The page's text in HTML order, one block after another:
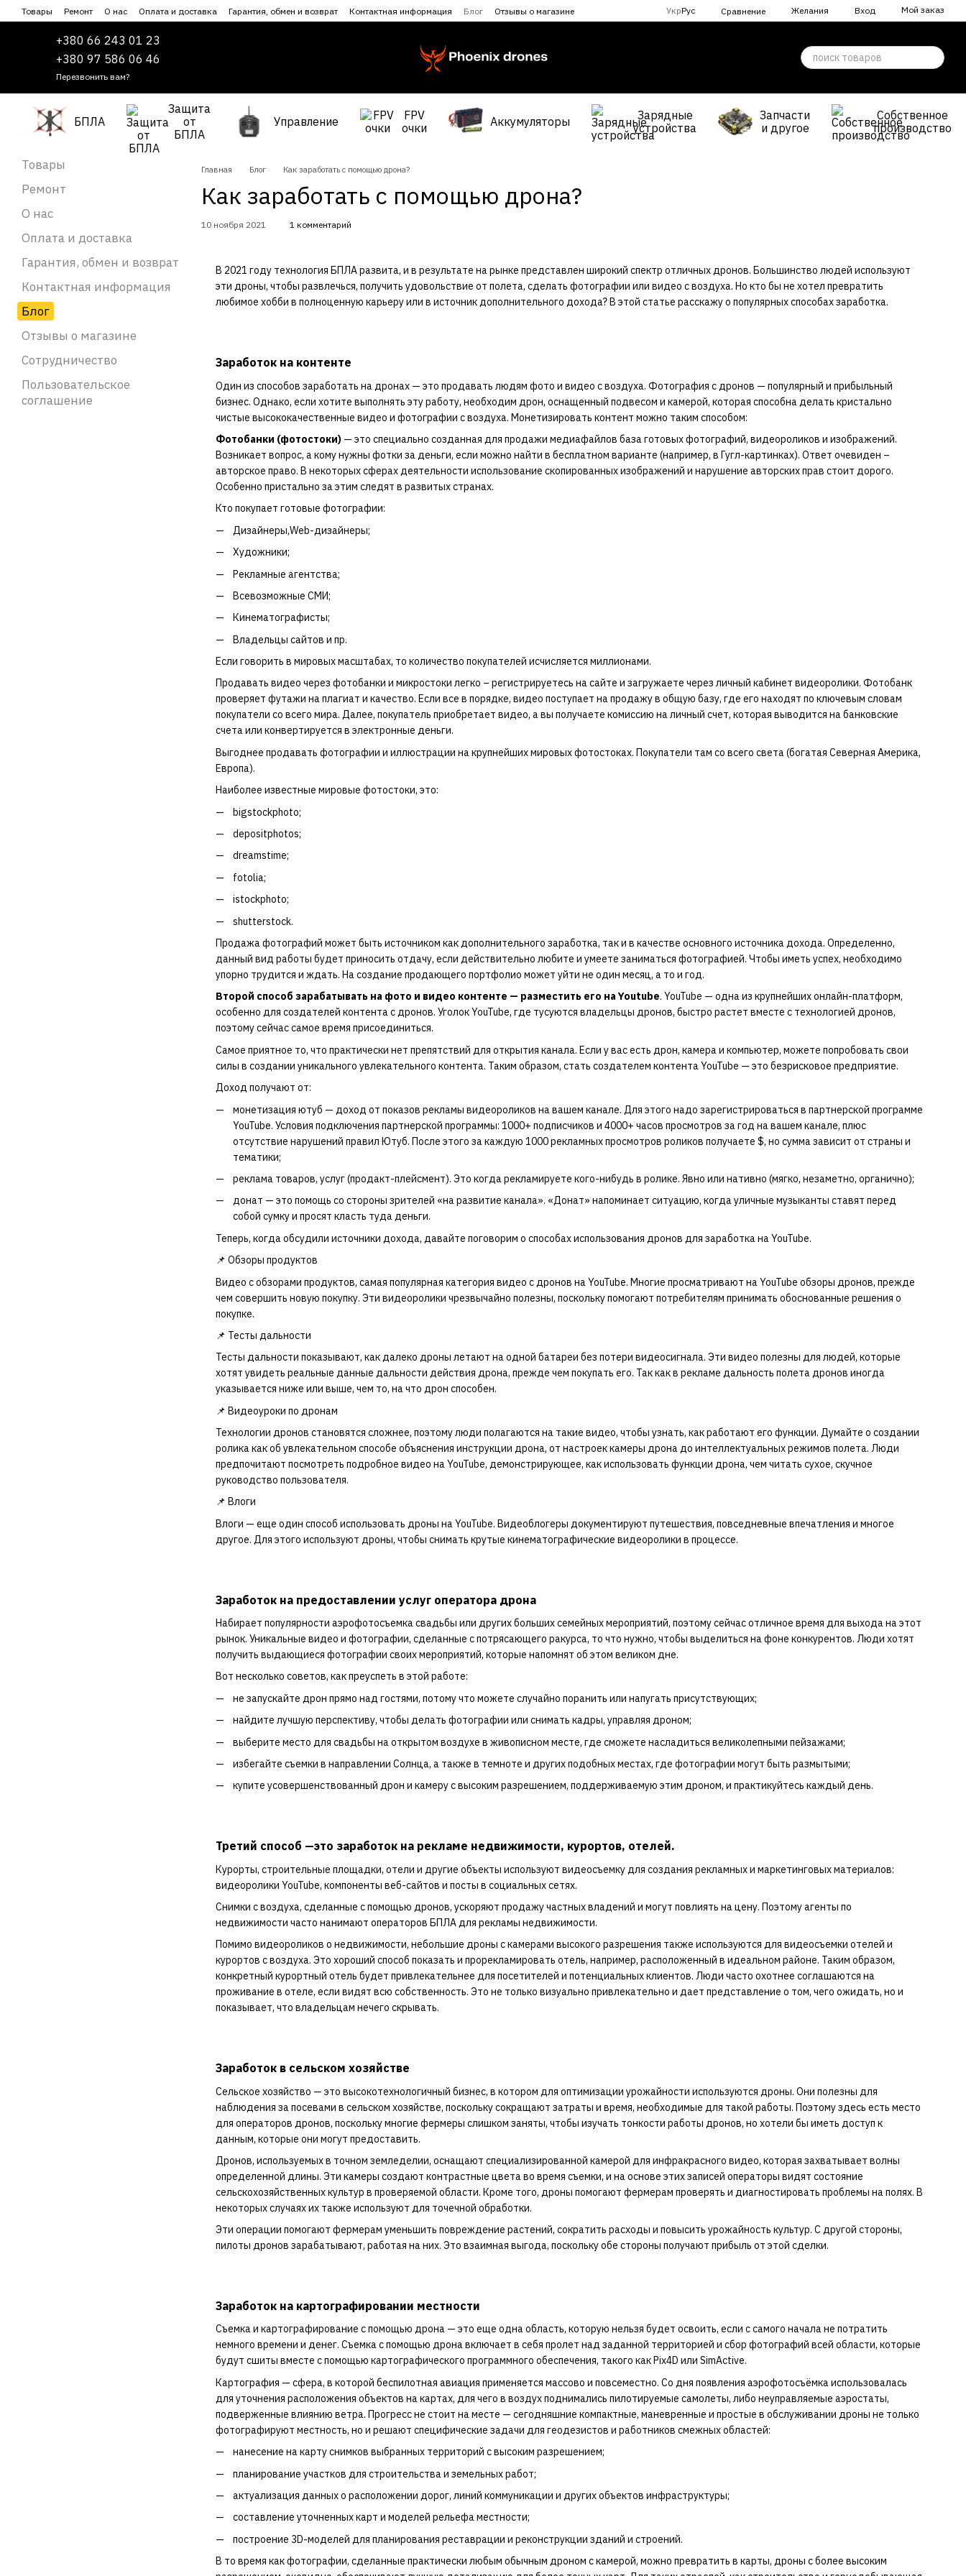
Перейти к основному контенту
Товары Ремонт О нас Оплата и доставка Гарантия, обмен и возврат Контактная информация Блог
Отзывы о магазине
Сотрудничество
Пользовательское соглашение
УкрРус Сравнение Желания Вход Мой заказ
+380 66 243 01 23
+380 97 586 06 46
Перезвонить вам?
БПЛА
Защита
от
БПЛА
Управление
FPV
очки
Аккумуляторы
Зарядные
устройства
Запчасти
и другое
Собственное
производство
Главная Блог Как заработать с помощью дрона?
Как заработать с помощью дрона?
10 ноября 2021 1 комментарий
В 2021 году технология БПЛА развита, и в результате на рынке представлен широкий спектр отличных дронов. Большинство людей используют
эти дроны, чтобы развлечься, получить удовольствие от полета, сделать фотографии или видео с воздуха. Но кто бы не хотел превратить
любимое хобби в полноценную карьеру или в источник дополнительного дохода? В этой статье расскажу о популярных способах заработка.
Заработок на контенте
Один из способов заработать на дронах — это продавать людям фото и видео с воздуха. Фотография с дронов — популярный и прибыльный
бизнес. Однако, если хотите выполнять эту работу, необходим дрон, оснащенный подвесом и камерой, которая способна делать кристально
чистые высококачественные видео и фотографии с воздуха. Монетизировать контент можно таким способом:
Фотобанки (фотостоки) — это специально созданная для продажи медиафайлов база готовых фотографий, видеороликов и изображений.
Возникает вопрос, а кому нужны фотки за деньги, если можно найти в бесплатном варианте (например, в Гугл-картинках). Ответ очевиден –
авторское право. В некоторых сферах деятельности использование скопированных изображений и нарушение авторских прав стоит дорого.
Особенно пристально за этим следят в развитых странах.
Кто покупает готовые фотографии:
Дизайнеры,Web-дизайнеры;
Художники;
Рекламные агентства;
Всевозможные СМИ;
Кинематографисты;
Владельцы сайтов и пр.
Если говорить в мировых масштабах, то количество покупателей исчисляется миллионами.
Продавать видео через фотобанки и микростоки легко – регистрируетесь на сайте и загружаете через личный кабинет видеоролики. Фотобанк
проверяет футажи на плагиат и качество. Если все в порядке, видео поступает на продажу в общую базу, где его находят по ключевым словам
покупатели со всего мира. Далее, покупатель приобретает видео, а вы получаете комиссию на личный счет, которая выводится на банковские
счета или конвертируется в электронные деньги.
Выгоднее продавать фотографии и иллюстрации на крупнейших мировых фотостоках. Покупатели там со всего света (богатая Северная Америка,
Европа).
Наиболее известные мировые фотостоки, это:
bigstockphoto;
depositphotos;
dreamstime;
fotolia;
istockphoto;
shutterstock.
Продажа фотографий может быть источником как дополнительного заработка, так и в качестве основного источника дохода. Определенно,
данный вид работы будет приносить отдачу, если действительно любите и умеете заниматься фотографией. Чтобы иметь успех, необходимо
упорно трудится и ждать. На создание продающего портфолио может уйти не один месяц, а то и год.
Второй способ зарабатывать на фото и видео контенте — разместить его на Youtube. YouTube — одна из крупнейших онлайн-платформ,
особенно для создателей контента с дронов. Уголок YouTube, где тусуются владельцы дронов, быстро растет вместе с технологией дронов,
поэтому сейчас самое время присоединиться.
Самое приятное то, что практически нет препятствий для открытия канала. Если у вас есть дрон, камера и компьютер, можете попробовать свои
силы в создании уникального увлекательного контента. Таким образом, стать создателем контента YouTube — это безрисковое предприятие.
Доход получают от:
монетизация ютуб — доход от показов рекламы видеороликов на вашем канале. Для этого надо зарегистрироваться в партнерской программе
YouTube. Условия подключения партнерской программы: 1000+ подписчиков и 4000+ часов просмотров за год на вашем канале, плюс
отсутствие нарушений правил Ютуб. После этого за каждую 1000 рекламных просмотров роликов получаете $, но сумма зависит от страны и
тематики;
реклама товаров, услуг (продакт-плейсмент). Это когда рекламируете кого-нибудь в ролике. Явно или нативно (мягко, незаметно, органично);
донат — это помощь со стороны зрителей «на развитие канала». «Донат» напоминает ситуацию, когда уличные музыканты ставят перед
собой сумку и просят класть туда деньги.
Теперь, когда обсудили источники дохода, давайте поговорим о способах использования дронов для заработка на YouTube.
📌 Обзоры продуктов
Видео с обзорами продуктов, самая популярная категория видео с дронов на YouTube. Многие просматривают на YouTube обзоры дронов, прежде
чем совершить новую покупку. Эти видеоролики чрезвычайно полезны, поскольку помогают потребителям принимать обоснованные решения о
покупке.
📌 Тесты дальности
Тесты дальности показывают, как далеко дроны летают на одной батареи без потери видеосигнала. Эти видео полезны для людей, которые
хотят увидеть реальные данные дальности действия дрона, прежде чем покупать его. Так как в рекламе дальность полета дронов иногда
указывается ниже или выше, чем то, на что дрон способен.
📌 Видеоуроки по дронам
Технологии дронов становятся сложнее, поэтому люди полагаются на такие видео, чтобы узнать, как работают его функции. Думайте о создании
ролика как об увлекательном способе объяснения инструкции дрона, от настроек камеры дрона до интеллектуальных режимов полета. Люди
предпочитают посмотреть подробное видео на YouTube, демонстрирующее, как использовать функции дрона, чем читать сухое, скучное
руководство пользователя.
📌 Влоги
Влоги — еще один способ использовать дроны на YouTube. Видеоблогеры документируют путешествия, повседневные впечатления и многое
другое. Для этого используют дроны, чтобы снимать крутые кинематографические видеоролики в процессе.
Заработок на предоставлении услуг оператора дрона
Набирает популярности аэрофотосъемка свадьбы или других больших семейных мероприятий, поэтому сейчас отличное время для выхода на этот
рынок. Уникальные видео и фотографии, сделанные с потрясающего ракурса, то что нужно, чтобы выделиться на фоне конкурентов. Люди хотят
получить выдающиеся фотографии своих мероприятий, которые напомнят об этом великом дне.
Вот несколько советов, как преуспеть в этой работе:
не запускайте дрон прямо над гостями, потому что можете случайно поранить или напугать присутствующих;
найдите лучшую перспективу, чтобы делать фотографии или снимать кадры, управляя дроном;
выберите место для свадьбы на открытом воздухе в живописном месте, где сможете насладиться великолепными пейзажами;
избегайте съемки в направлении Солнца, а также в темноте и других подобных местах, где фотографии могут быть размытыми;
купите усовершенствованный дрон и камеру с высоким разрешением, поддерживаемую этим дроном, и практикуйтесь каждый день.
Третий способ —это заработок на рекламе недвижимости, курортов, отелей.
Курорты, строительные площадки, отели и другие объекты используют видеосъемку для создания рекламных и маркетинговых материалов:
видеоролики YouTube, компоненты веб-сайтов и посты в социальных сетях.
Снимки с воздуха, сделанные с помощью дронов, ускоряют продажу частных владений и могут повлиять на цену. Поэтому агенты по
недвижимости часто нанимают операторов БПЛА для рекламы недвижимости.
Помимо видеороликов о недвижимости, небольшие дроны с камерами высокого разрешения также используются для видеосъемки отелей и
курортов с воздуха. Это хороший способ показать и прорекламировать отель, например, расположенный в идеальном районе. Таким образом,
конкретный курортный отель будет привлекательнее для посетителей и потенциальных клиентов. Люди часто охотнее соглашаются на
проживание в отеле, если видят всю собственность. Это не только визуально привлекательно и дает представление о том, чего ожидать, но и
показывает, что владельцам нечего скрывать.
Заработок в сельском хозяйстве
Сельское хозяйство — это высокотехнологичный бизнес, в котором для оптимизации урожайности используются дроны. Они полезны для
наблюдения за посевами в сельском хозяйстве, поскольку сокращают затраты и время, необходимые для такой работы. Поэтому здесь есть место
для операторов дронов, поскольку многие фермеры слишком заняты, чтобы изучать тонкости работы дронов, но хотели бы иметь доступ к
данным, которые они могут предоставить.
Дронов, используемых в точном земледелии, оснащают специализированной камерой для инфракрасного видео, которая захватывает волны
определенной длины. Эти камеры создают контрастные цвета во время съемки, и на основе этих записей операторы видят состояние
сельскохозяйственных культур в проверяемой области. Кроме того, дроны помогают фермерам проверять и диагностировать проблемы на полях. В
некоторых случаях их также используют для точечной обработки.
Эти операции помогают фермерам уменьшить повреждение растений, сократить расходы и повысить урожайность культур. С другой стороны,
пилоты дронов зарабатывают, работая на них. Это взаимная выгода, поскольку обе стороны получают прибыль от этой сделки.
Заработок на картографировании местности
Съемка и картографирование с помощью дрона — это еще одна область, которую нельзя будет освоить, если с самого начала не потратить
немного времени и денег. Съемка с помощью дрона включает в себя пролет над заданной территорией и сбор фотографий всей области, которые
будут сшиты вместе с помощью картографического программного обеспечения, такого как Pix4D или SimActive.
Картография — сфера, в которой беспилотная авиация применяется массово и повсеместно. Со дня появления аэрофотосъёмка использовалась
для уточнения расположения объектов на картах, для чего в воздух поднимались пилотируемые самолеты, либо неуправляемые аэростаты,
подверженные влиянию ветра. Прогресс не стоит на месте — сегодняшние компактные, маневренные и простые в обслуживании дроны не только
фотографируют местность, но и решают специфические задачи для геодезистов и работников смежных областей:
нанесение на карту снимков выбранных территорий с высоким разрешением;
планирование участков для строительства и земельных работ;
актуализация данных о расположении дорог, линий коммуникации и других объектов инфраструктуры;
составление уточненных карт и моделей рельефа местности;
построение 3D-моделей для планирования реставрации и реконструкции зданий и строений.
В то время как фотографии, сделанные практически любым обычным дроном с камерой, можно превратить в карты, дроны с более высоким
Товары
Ремонт
О нас
Оплата и доставка
Гарантия, обмен и возврат
Контактная информация
Блог
Отзывы о магазине
Сотрудничество
Пользовательское
соглашение